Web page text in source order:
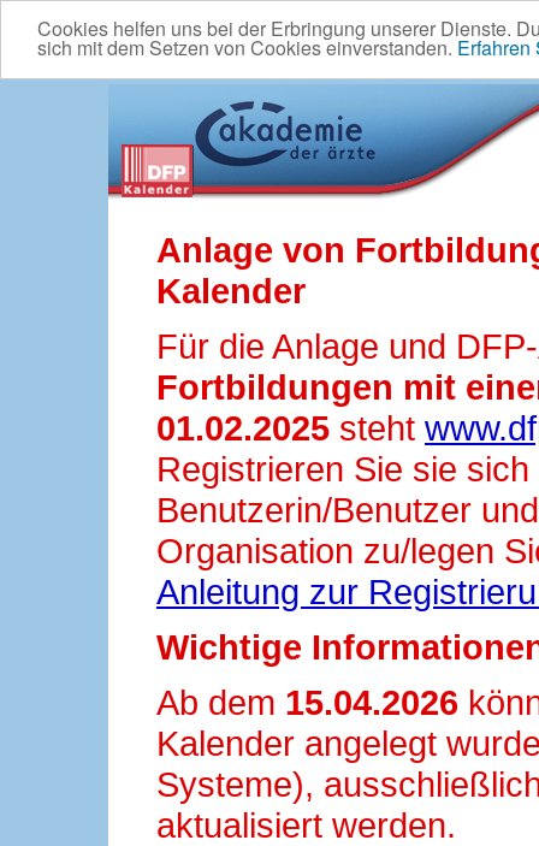
Cookies helfen uns bei der Erbringung unserer Dienste.
sich mit dem Setzen von Cookies einverstanden. Erfahren
Anlage von
Kalender
Für die Anlage und
Fortbildungen mit
01.02.2025 steht
Registrieren Sie sie
Benutzerin/Benutzer
Organisation zu/legen
Anleitung zur
Wichtige
Ab dem 15.04.2026
Kalender angelegt
Systeme),
aktualisiert werden.